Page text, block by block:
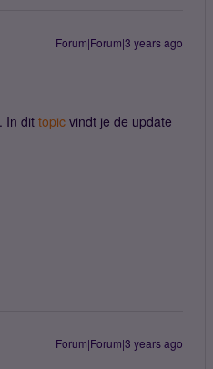
Forum|Forum|3 years ago
In dit topic vindt je de update
Forum|Forum|3 years ago